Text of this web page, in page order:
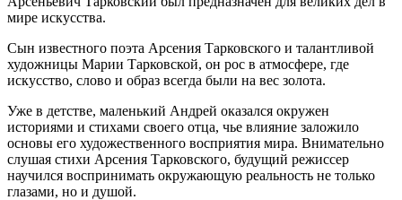
мире искусства.
Сын известного поэта Арсения Тарковского и талантливой
художницы Марии Тарковской, он рос в атмосфере, где
искусство, слово и образ всегда были на вес золота.
Уже в детстве, маленький Андрей оказался окружен
историями и стихами своего отца, чье влияние заложило
основы его художественного восприятия мира. Внимательно
слушая стихи Арсения Тарковского, будущий режиссер
научился воспринимать окружающую реальность не только
глазами, но и душой.